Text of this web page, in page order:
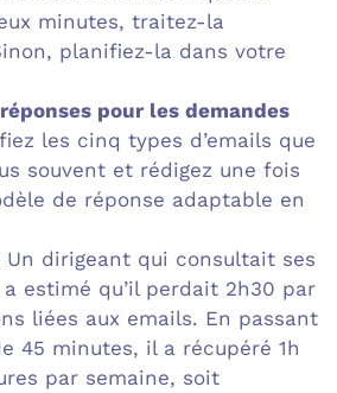
minutes, traitez-la
planifiez-la dans votre
pour les demandes
les cinq types d’emails que
souvent et rédigez une fois
de réponse adaptable en
Un dirigeant qui consultait ses
estimé qu’il perdait 2h30 par
liées aux emails. En passant
45 minutes, il a récupéré 1h
par semaine, soit